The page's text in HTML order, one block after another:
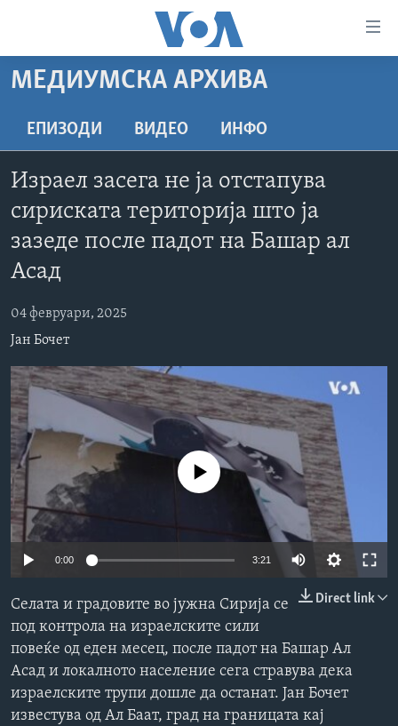
пристапност
содржина
Премини
до
страната
навигација
ДОМА
РУБРИКИ
МАКЕДОНИЈА
СВЕТ
ЕКОНОМИЈА
ЗДРАВЈЕ
УМЕТНОСТ И ЗАБАВА
ИНТЕРВЈУА
ДОКУМЕНТАРЦИ
АРХИВИРАНА ПРОГРАМА
NEWSFLASH - АРХИВА
ИЗБОРИ ВО САД 2020 - АРХИВА
ЗА НАС
Learning English
Јазици
МЕДИУМСКА АРХИВА
ЕПИЗОДИ ВИДЕО ИНФО
Израел засега не ја отстапува
сириската територија што ја
зазеде после падот на Башар ал
Асад
04 февруари, 2025
Јан Бочет
Auto 240p 360p 480p
720p
No media source currently available
0:00 3:21
240p
480p
720p
1080p
Direct link
Селата и градовите во јужна Сирија се
под контрола на израелските сили
повеќе од еден месец, после падот на Башар Ал
Асад и локалното население сега стравува дека
израелските трупи дошле да останат. Јан Бочет
известува од Ал Баат, град на границата кај